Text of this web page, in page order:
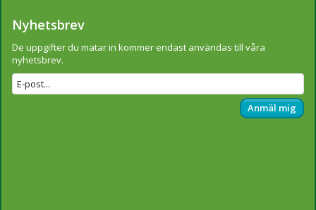
Nyhetsbrev
De uppgifter du matar in kommer endast användas till våra
nyhetsbrev.
Anmäl mig